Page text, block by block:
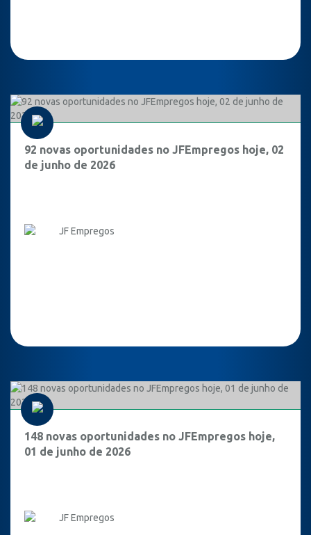
92 novas oportunidades no JFEmpregos hoje, 02
de junho de 2026
JF Empregos
148 novas oportunidades no JFEmpregos hoje,
01 de junho de 2026
JF Empregos